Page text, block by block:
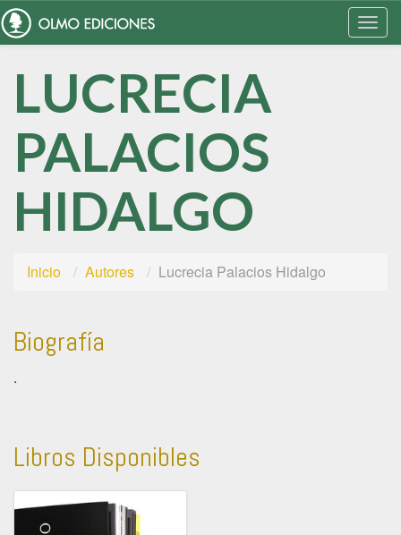
LUCRECIA
PALACIOS
HIDALGO
Inicio Autores Lucrecia Palacios Hidalgo
Biografía
.
Libros Disponibles